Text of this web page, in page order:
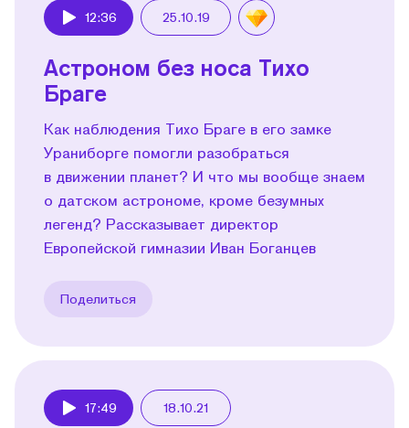
12:36 25.10.19
Астроном без носа Тихо
Браге
Как наблюдения Тихо Браге в его замке
Ураниборге помогли разобраться
в движении планет? И что мы вообще знаем
о датском астрономе, кроме безумных
легенд? Рассказывает директор
Европейской гимназии Иван Боганцев
Поделиться
17:49 18.10.21